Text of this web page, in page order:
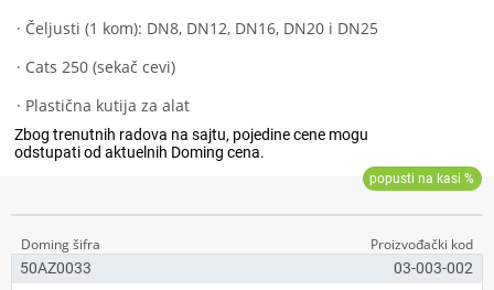
· Čeljusti (1 kom): DN8, DN12, DN16, DN20 i DN25
· Cats 250 (sekač cevi)
· Plastična kutija za alat
50AZ0033
03-003-002